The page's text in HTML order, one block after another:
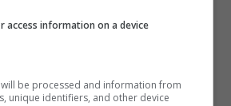
shock: “Lascio il
access information on a device
be processed and information from
unique identifiers, and other device